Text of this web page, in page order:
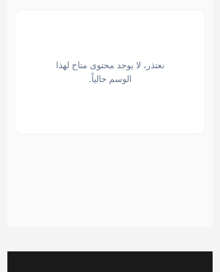
نعتذر، لا يوجد محتوى متاح لهذا
الوسم حالياً.